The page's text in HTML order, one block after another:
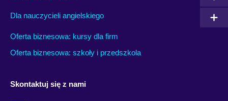
Dla nauczycieli angielskiego
Oferta biznesowa: kursy dla firm
Oferta biznesowa: szkoły i przedszkola
Skontaktuj się z nami